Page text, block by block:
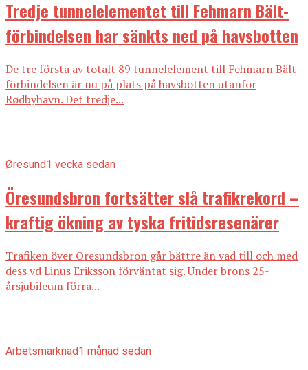
Tredje tunnelelementet till Fehmarn Bält-
förbindelsen har sänkts ned på havsbotten
De tre första av totalt 89 tunnelelement till Fehmarn Bält-
förbindelsen är nu på plats på havsbotten utanför
Rødbyhavn. Det tredje...
Øresund1 vecka sedan
Öresundsbron fortsätter slå trafikrekord –
kraftig ökning av tyska fritidsresenärer
Trafiken över Öresundsbron går bättre än vad till och med
dess vd Linus Eriksson förväntat sig. Under brons 25-
årsjubileum förra...
Arbetsmarknad1 månad sedan